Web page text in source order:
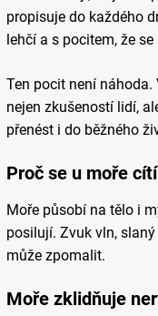
propisuje do každého
lehčí a s pocitem, že
Ten pocit není
nejen zkušeností lidí,
přenést i do běžného
Proč se u moře
Moře působí na tělo i
posilují. Zvuk vln,
může zpomalit.
Moře zklidňuje